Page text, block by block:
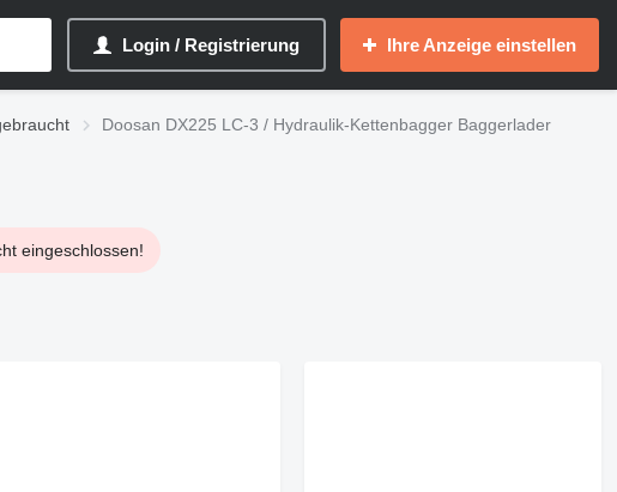
Login / Registrierung Ihre Anzeige einstellen
Doosan DX225 LC-3 / Hydraulik-Kettenbagger Baggerlader
eingeschlossen!